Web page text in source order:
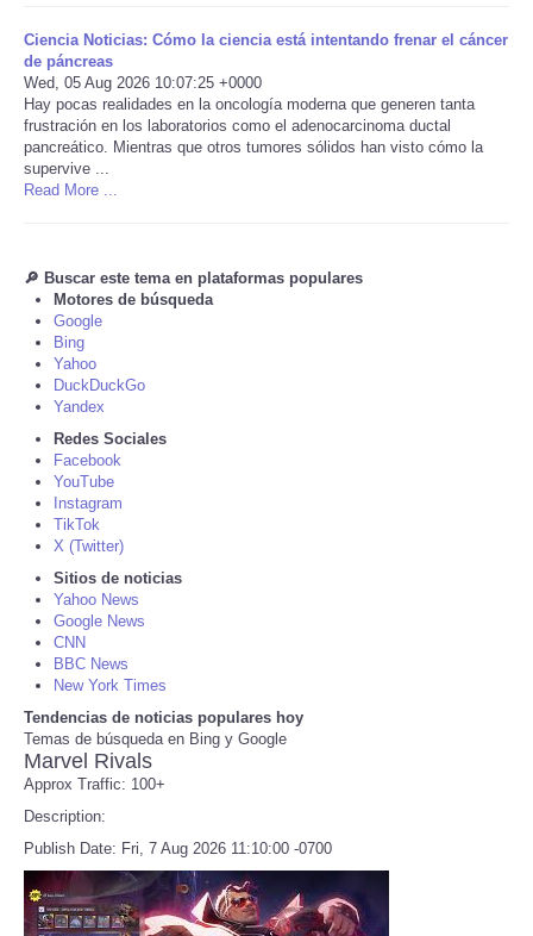
Negocios
Salud
Tecnologia
CATEGORIES
CARTOONS
SEARCH
SHOPPING
Daily Deals
RobinsPost Store
Refund Policy
Ciencia Noticias: Cómo la ciencia está intentando frenar el cáncer
de páncreas
Wed, 05 Aug 2026 10:07:25 +0000
Hay pocas realidades en la oncología moderna que generen tanta
frustración en los laboratorios como el adenocarcinoma ductal
pancreático. Mientras que otros tumores sólidos han visto cómo la
supervive ...
Read More ...
🔎 Buscar este tema en plataformas populares
Motores de búsqueda
Google
Bing
Yahoo
DuckDuckGo
Yandex
Redes Sociales
Facebook
YouTube
Instagram
TikTok
X (Twitter)
Sitios de noticias
Yahoo News
Google News
CNN
BBC News
New York Times
Tendencias de noticias populares hoy
Temas de búsqueda en Bing y Google
Marvel Rivals
Approx Traffic: 100+
Description:
Publish Date: Fri, 7 Aug 2026 11:10:00 -0700